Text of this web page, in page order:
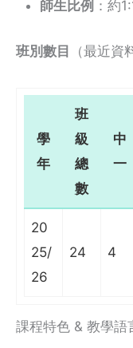
師生比例 ：約
班別數目 （最近
學
年
班
級
總
數
中
一
20
25/
26
24 4
課程特色 & 教學語